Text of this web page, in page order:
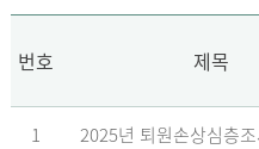
번호 제목
1 2025년 퇴원손상심층